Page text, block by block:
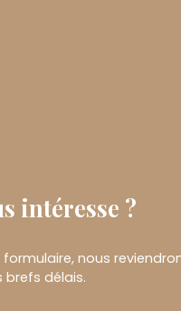
intéresse ?
nous
brefs délais.